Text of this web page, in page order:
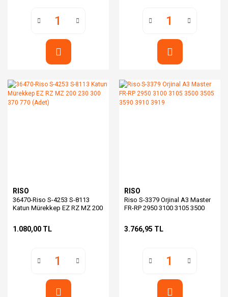
RISO
36470-Riso S-4253 S-8113
Katun Mürekkep EZ RZ MZ 200
1.080,00 TL
RISO
Riso S-3379 Orjinal A3 Master
FR-RP 2950 3100 3105 3500
3.766,95 TL